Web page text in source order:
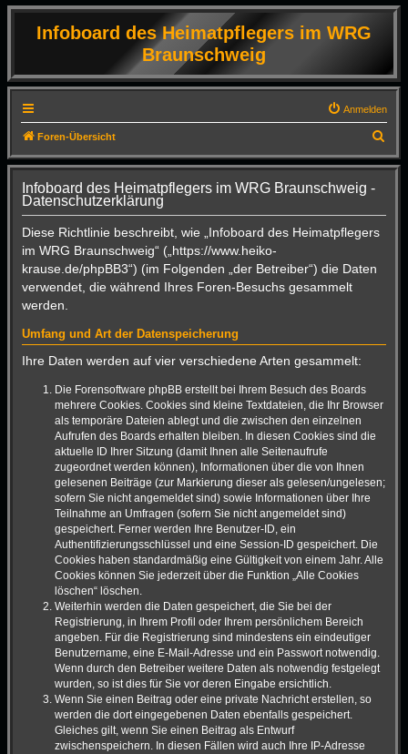
Infoboard des Heimatpflegers im WRG
Braunschweig
Anmelden
Foren-Übersicht
u
Infoboard des Heimatpflegers im WRG Braunschweig -
Datenschutzerklärung
Diese Richtlinie beschreibt, wie „Infoboard des Heimatpflegers
im WRG Braunschweig“ („https://www.heiko-
krause.de/phpBB3“) (im Folgenden „der Betreiber“) die Daten
verwendet, die während Ihres Foren-Besuchs gesammelt
werden.
Umfang und Art der Datenspeicherung
Ihre Daten werden auf vier verschiedene Arten gesammelt:
Die Forensoftware phpBB erstellt bei Ihrem Besuch des Boards
mehrere Cookies. Cookies sind kleine Textdateien, die Ihr Browser
als temporäre Dateien ablegt und die zwischen den einzelnen
Aufrufen des Boards erhalten bleiben. In diesen Cookies sind die
aktuelle ID Ihrer Sitzung (damit Ihnen alle Seitenaufrufe
zugeordnet werden können), Informationen über die von Ihnen
gelesenen Beiträge (zur Markierung dieser als gelesen/ungelesen;
sofern Sie nicht angemeldet sind) sowie Informationen über Ihre
Teilnahme an Umfragen (sofern Sie nicht angemeldet sind)
gespeichert. Ferner werden Ihre Benutzer-ID, ein
Authentifizierungsschlüssel und eine Session-ID gespeichert. Die
Cookies haben standardmäßig eine Gültigkeit von einem Jahr. Alle
Cookies können Sie jederzeit über die Funktion „Alle Cookies
löschen“ löschen.
Weiterhin werden die Daten gespeichert, die Sie bei der
Registrierung, in Ihrem Profil oder Ihrem persönlichem Bereich
angeben. Für die Registrierung sind mindestens ein eindeutiger
Benutzername, eine E-Mail-Adresse und ein Passwort notwendig.
Wenn durch den Betreiber weitere Daten als notwendig festgelegt
wurden, so ist dies für Sie vor deren Eingabe ersichtlich.
Wenn Sie einen Beitrag oder eine private Nachricht erstellen, so
werden die dort eingegebenen Daten ebenfalls gespeichert.
Gleiches gilt, wenn Sie einen Beitrag als Entwurf
zwischenspeichern. In diesen Fällen wird auch Ihre IP-Adresse